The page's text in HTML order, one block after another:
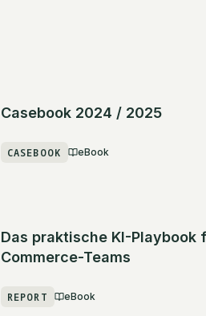
Casebook 2024 / 2025
CASEBOOK eBook
Das praktische KI-Playbook
Commerce-Teams
REPORT eBook